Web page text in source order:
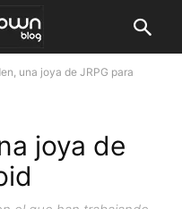
una joya de JRPG para
joya de